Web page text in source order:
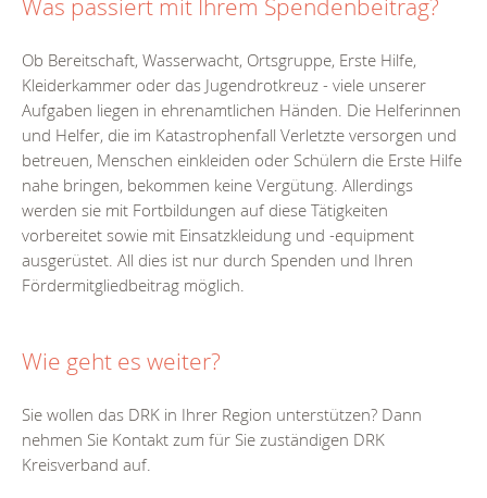
Was passiert mit Ihrem Spendenbeitrag?
Ob Bereitschaft, Wasserwacht, Ortsgruppe, Erste Hilfe,
Kleiderkammer oder das Jugendrotkreuz - viele unserer
Aufgaben liegen in ehrenamtlichen Händen. Die Helferinnen
und Helfer, die im Katastrophenfall Verletzte versorgen und
betreuen, Menschen einkleiden oder Schülern die Erste Hilfe
nahe bringen, bekommen keine Vergütung. Allerdings
werden sie mit Fortbildungen auf diese Tätigkeiten
vorbereitet sowie mit Einsatzkleidung und -equipment
ausgerüstet. All dies ist nur durch Spenden und Ihren
Fördermitgliedbeitrag möglich.
Wie geht es weiter?
Sie wollen das DRK in Ihrer Region unterstützen? Dann
nehmen Sie Kontakt zum für Sie zuständigen DRK
Kreisverband auf.